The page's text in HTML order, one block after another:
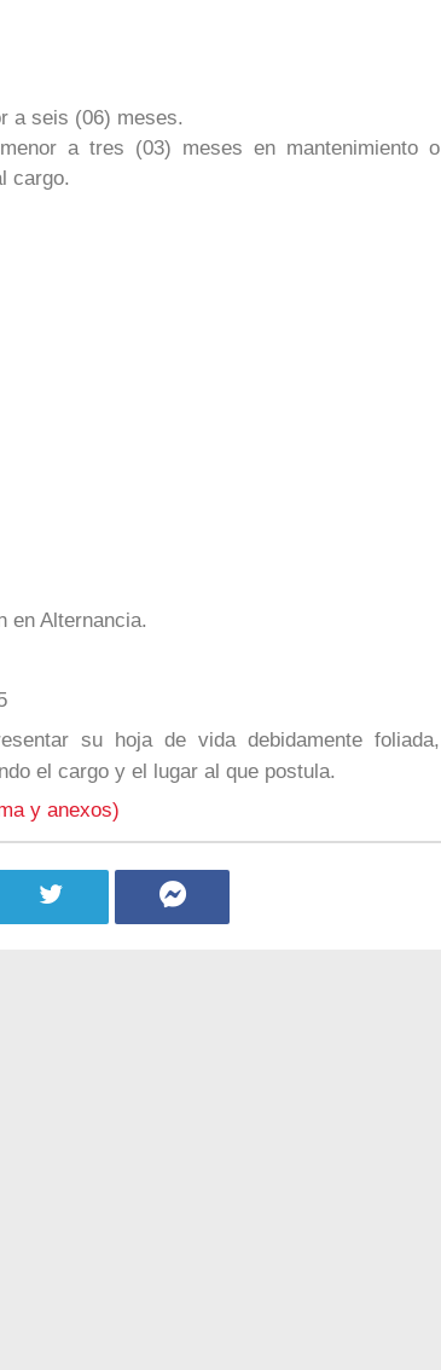
a seis (06) meses.
a tres (03) meses en mantenimiento o
cargo.
en Alternancia.
su hoja de vida debidamente foliada,
el cargo y el lugar al que postula.
y anexos)